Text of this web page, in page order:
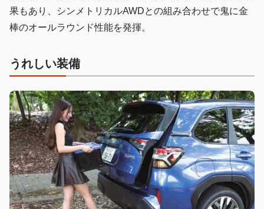
果もあり、シンメトリカルAWDとの組み合わせで鬼に金
棒のオールラウンド性能を発揮。
うれしい装備